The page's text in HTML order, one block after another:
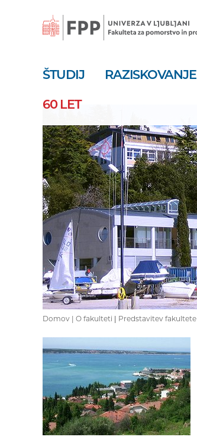
vsebino
ŠTUDIJ RAZISKOVANJE
60 LET
Domov | O fakulteti | Predstavitev fakultete